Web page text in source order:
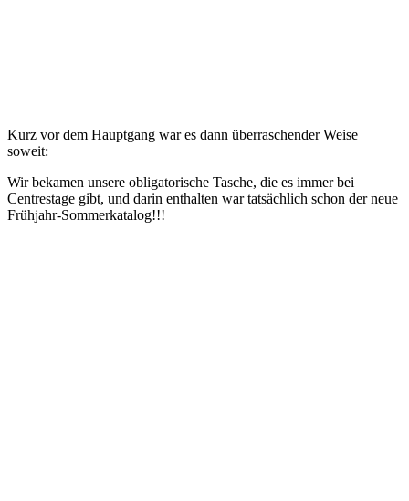
Kurz vor dem Hauptgang war es dann überraschender Weise
soweit:
Wir bekamen unsere obligatorische Tasche, die es immer bei
Centrestage gibt, und darin enthalten war tatsächlich schon der neue
Frühjahr-Sommerkatalog!!!